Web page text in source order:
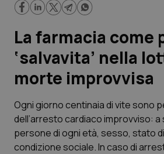
Governo e Parlamento
Regioni e Asl
Lavoro e Professioni
Scienza e Farmaci
Studi e Analisi
La farmacia come
‘salvavita’ nella
morte improvvisa
Ogni giorno centinaia di vite sono
dell’arresto cardiaco improvviso:
persone di ogni età, sesso, stato
condizione sociale. In caso di